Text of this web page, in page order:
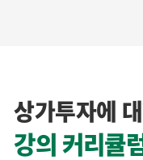
상가투자에
강의 커리큘